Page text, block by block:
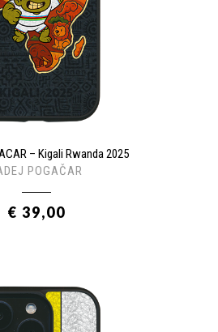
– Kigali Rwanda 2025
POGAČAR
€ 39,00